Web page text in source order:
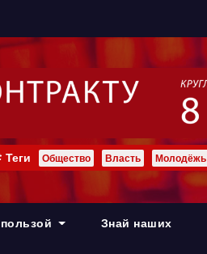
Теги Общество Власть Молодёжь
Знай наших